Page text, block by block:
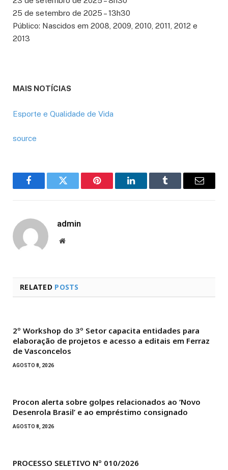
25 de setembro de 2025 – 13h30
Público: Nascidos em 2008, 2009, 2010, 2011, 2012 e
2013
MAIS NOTÍCIAS
Esporte e Qualidade de Vida
source
FacebookTwitter Pinterest LinkedInTumblr Email
admin
Website
RELATED POSTS
2º Workshop do 3º Setor capacita entidades para
elaboração de projetos e acesso a editais em Ferraz
de Vasconcelos
AGOSTO 8, 2026
Procon alerta sobre golpes relacionados ao ‘Novo
Desenrola Brasil’ e ao empréstimo consignado
AGOSTO 8, 2026
PROCESSO SELETIVO Nº 010/2026